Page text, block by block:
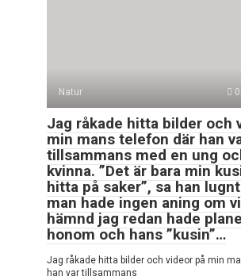
Natur 0
Jag råkade hitta bilder och
min mans telefon där han
tillsammans med en ung
kvinna. ”Det är bara min
hitta på saker”, sa han
man hade ingen aning om
hämnd jag redan hade
honom och hans ”kusin”…
Jag råkade hitta bilder och videor på min
han var tillsammans